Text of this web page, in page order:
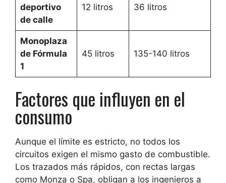
deportivo
de calle
12 litros 36 litros
Monoplaza
de Fórmula
1
45 litros 135-140 litros
Factores que influyen en el
consumo
Aunque el límite es estricto, no todos los
circuitos exigen el mismo gasto de combustible.
Los trazados más rápidos, con rectas largas
como Monza o Spa, obligan a los ingenieros a